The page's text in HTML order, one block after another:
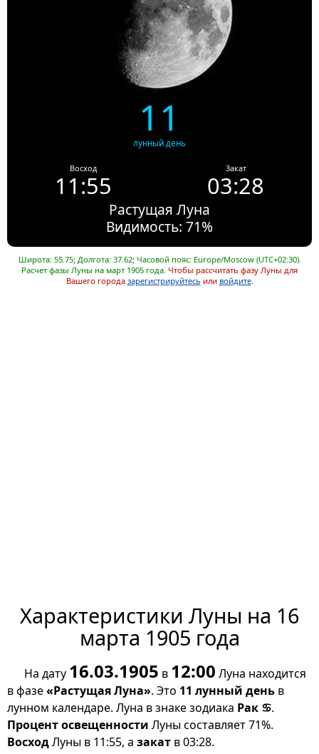
11
лунный день
Восход
11:55
Закат
03:28
Растущая Луна
Видимость: 71%
Широта: 55.75; Долгота: 37.62; Часовой пояс: Europe/Moscow (UTC+02:30).
Расчет фазы Луны на март 1905 года. Чтобы рассчитать фазу Луны для
Вашего города зарегистрируйтесь или войдите.
Характеристики Луны на 16
марта 1905 года
На дату 16.03.1905 в 12:00 Луна находится
в фазе«Растущая Луна». Это 11 лунный день в
лунном календаре. Луна в знаке зодиака Рак ♋.
Процент освещенности Луны составляет 71%.
ВосходЛуны в 11:55, а закат в 03:28.